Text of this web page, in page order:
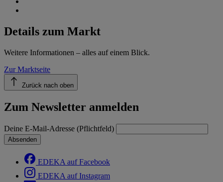
Details zum Markt
Weitere Informationen – alles auf einem Blick.
Zur Marktseite
Zurück nach oben
Zum Newsletter anmelden
Deine E-Mail-Adresse (Pflichtfeld)
Absenden
EDEKA auf Facebook
EDEKA auf Instagram